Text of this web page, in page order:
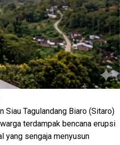
Siau Tagulandang Biaro (Sitaro)
terdampak bencana erupsi
yang sengaja menyusun